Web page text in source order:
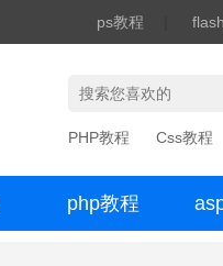
ps教程
PHP教程 Css教程
php教程